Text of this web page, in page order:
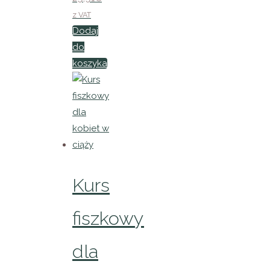
z VAT
Dodaj
do
koszyka
Kurs
fiszkowy
dla